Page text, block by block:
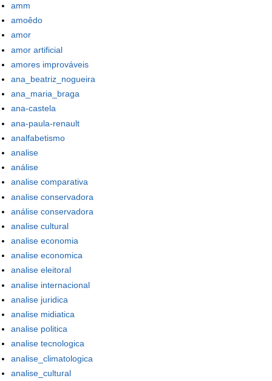
amm
amoêdo
amor
amor artificial
amores improváveis
ana_beatriz_nogueira
ana_maria_braga
ana-castela
ana-paula-renault
analfabetismo
analise
análise
analise comparativa
analise conservadora
análise conservadora
analise cultural
analise economia
analise economica
analise eleitoral
analise internacional
analise juridica
analise midiatica
analise politica
analise tecnologica
analise_climatologica
analise_cultural